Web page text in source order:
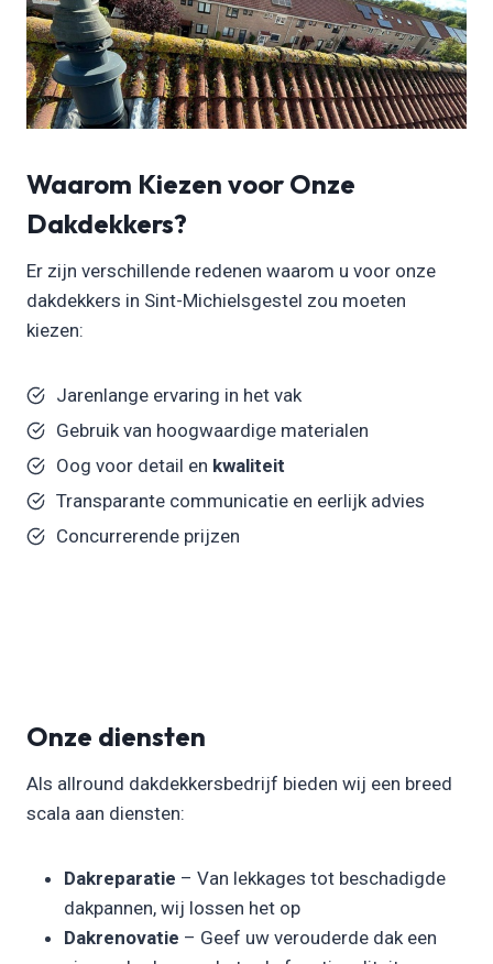
Waarom Kiezen voor Onze
Dakdekkers?
Er zijn verschillende redenen waarom u voor onze
dakdekkers in Sint-Michielsgestel zou moeten
kiezen:
Jarenlange ervaring in het vak
Gebruik van hoogwaardige materialen
Oog voor detail en kwaliteit
Transparante communicatie en eerlijk advies
Concurrerende prijzen
Onze diensten
Als allround dakdekkersbedrijf bieden wij een breed
scala aan diensten:
Dakreparatie – Van lekkages tot beschadigde
dakpannen, wij lossen het op
Dakrenovatie – Geef uw verouderde dak een